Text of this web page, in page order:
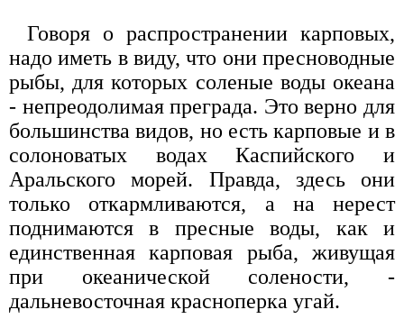
Говоря о распространении карповых,
надо иметь в виду, что они пресноводные
рыбы, для которых соленые воды океана
- непреодолимая преграда. Это верно для
большинства видов, но есть карповые и в
солоноватых водах Каспийского и
Аральского морей. Правда, здесь они
только откармливаются, а на нерест
поднимаются в пресные воды, как и
единственная карповая рыба, живущая
при океанической солености, -
дальневосточная красноперка угай.